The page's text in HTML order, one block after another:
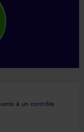
à un contrôle